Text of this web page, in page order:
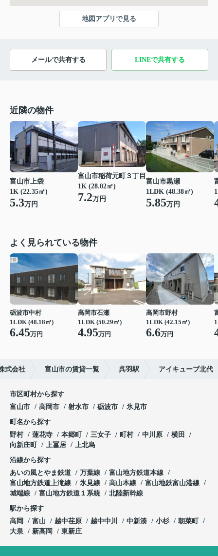
地図アプリで見る
メールで共有する LINEで共有する
近隣の物件
富山市上袋
1K (22.35㎡)
5.3万円
富山市稲荷元町３丁目
1K (28.02㎡)
7.2万円
富山市黒瀬
1LDK (48.38㎡)
5.85万円
よく見られている物件
砺波市中村
1LDK (48.18㎡)
6.45万円
高岡市石瀬
1LDK (50.29㎡)
4.95万円
高岡市野村
1LDK (42.15㎡)
6.6万円
式会社 富山市の賃貸一覧 呉羽駅 アイキューブ北代
市区町村から探す
富山市
高岡市 射水市 砺波市 氷見市
町名から探す
野村
蓮花寺 本郷町 三女子 町村 中川原
横田
向新庄町
上冨居 上北島
沿線から探す
あいの風とやま鉄道
万葉線
富山地方鉄道本線
富山地方鉄道上滝線
氷見線 高山本線
富山地鉄富山港線
城端線
富山地方鉄道１系統 北陸新幹線
駅から探す
高岡
富山 越中荏原 越中中川 中新湊 小杉
朝菜町
大泉
新高岡 東新庄